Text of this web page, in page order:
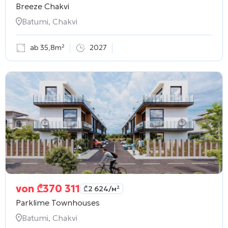
Breeze Chakvi
Batumi, Chakvi
ab 35,8m² 2027
von ₾370 311 ₾2 624/м²
Parklime Townhouses
Batumi, Chakvi